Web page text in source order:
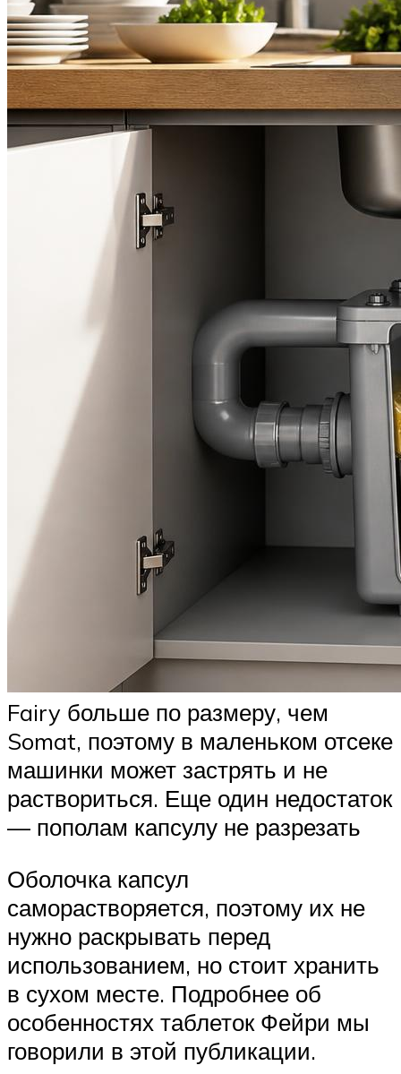
Fairy больше по размеру, чем
Somat, поэтому в маленьком отсеке
машинки может застрять и не
раствориться. Еще один недостаток
— пополам капсулу не разрезать
Оболочка капсул
саморастворяется, поэтому их не
нужно раскрывать перед
использованием, но стоит хранить
в сухом месте. Подробнее об
особенностях таблеток Фейри мы
говорили в этой публикации.